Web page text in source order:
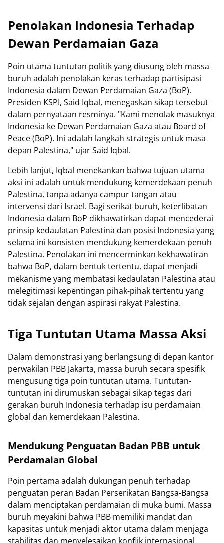
Penolakan Indonesia Terhadap
Dewan Perdamaian Gaza
Poin utama tuntutan politik yang diusung oleh massa
buruh adalah penolakan keras terhadap partisipasi
Indonesia dalam Dewan Perdamaian Gaza (BoP).
Presiden KSPI, Said Iqbal, menegaskan sikap tersebut
dalam pernyataan resminya. "Kami menolak masuknya
Indonesia ke Dewan Perdamaian Gaza atau Board of
Peace (BoP). Ini adalah langkah strategis untuk masa
depan Palestina," ujar Said Iqbal.
Lebih lanjut, Iqbal menekankan bahwa tujuan utama
aksi ini adalah untuk mendukung kemerdekaan penuh
Palestina, tanpa adanya campur tangan atau
intervensi dari Israel. Bagi serikat buruh, keterlibatan
Indonesia dalam BoP dikhawatirkan dapat mencederai
prinsip kedaulatan Palestina dan posisi Indonesia yang
selama ini konsisten mendukung kemerdekaan penuh
Palestina. Penolakan ini mencerminkan kekhawatiran
bahwa BoP, dalam bentuk tertentu, dapat menjadi
mekanisme yang membatasi kedaulatan Palestina atau
melegitimasi kepentingan pihak-pihak tertentu yang
tidak sejalan dengan aspirasi rakyat Palestina.
Tiga Tuntutan Utama Massa Aksi
Dalam demonstrasi yang berlangsung di depan kantor
perwakilan PBB Jakarta, massa buruh secara spesifik
mengusung tiga poin tuntutan utama. Tuntutan-
tuntutan ini dirumuskan sebagai sikap tegas dari
gerakan buruh Indonesia terhadap isu perdamaian
global dan kemerdekaan Palestina.
Mendukung Penguatan Badan PBB untuk
Perdamaian Global
Poin pertama adalah dukungan penuh terhadap
penguatan peran Badan Perserikatan Bangsa-Bangsa
dalam menciptakan perdamaian di muka bumi. Massa
buruh meyakini bahwa PBB memiliki mandat dan
kapasitas untuk menjadi aktor utama dalam menjaga